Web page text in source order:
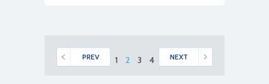
PREV NEXT
1 2 3 4